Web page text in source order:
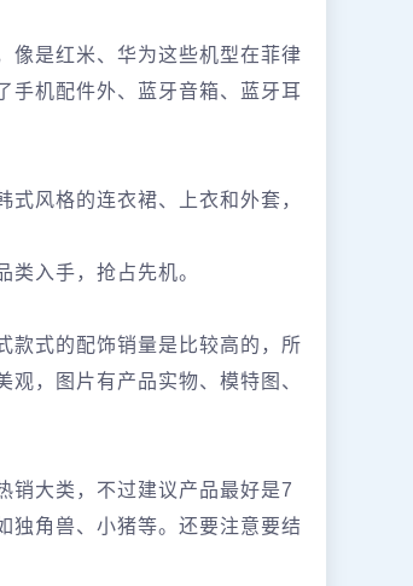
像是红米、华为这些机型在菲律
手机配件外、蓝牙音箱、蓝牙耳
风格的连衣裙、上衣和外套，
入手，抢占先机。
款式的配饰销量是比较高的，所
，图片有产品实物、模特图、
销大类，不过建议产品最好是7
独角兽、小猪等。还要注意要结